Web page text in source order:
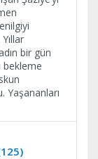
bir gün
bekleme
Yaşananları